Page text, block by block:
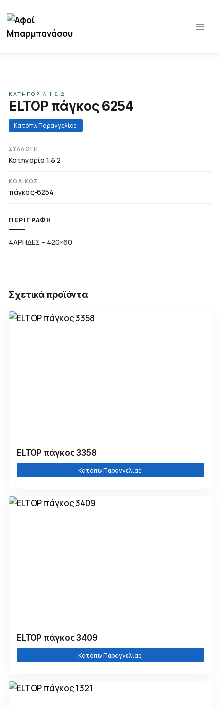
σε
περιεχόμενο
ΚΑΤΗΓΟΡΊΑ 1 & 2
ELTOP πάγκος 6254
Κατόπιν Παραγγελίας
ΣΥΛΛΟΓΉ
Κατηγορία 1 & 2
ΚΩΔΙΚΌΣ
πάγκος-6254
ΠΕΡΙΓΡΑΦΉ
4ΑΡΗΔΕΣ – 420×60
Σχετικά προϊόντα
ELTOP πάγκος 3358
Κατόπιν Παραγγελίας
ELTOP πάγκος 3409
Κατόπιν Παραγγελίας